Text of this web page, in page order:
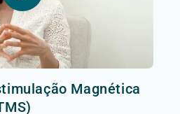
Magnética